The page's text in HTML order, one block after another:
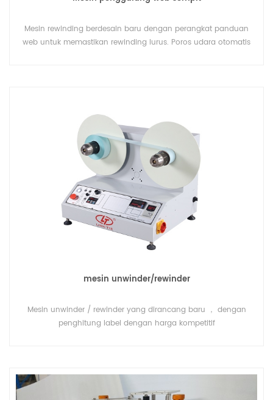
Mesin rewinding berdesain baru dengan perangkat panduan
web untuk memastikan rewinding lurus. Poros udara otomatis
mesin unwinder/rewinder
Mesin unwinder / rewinder yang dirancang baru ， dengan
penghitung label dengan harga kompetitif